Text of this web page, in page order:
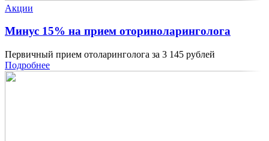
Акции
Минус 15% на прием оториноларинголога
Первичный прием отоларинголога за 3 145 рублей
Подробнее